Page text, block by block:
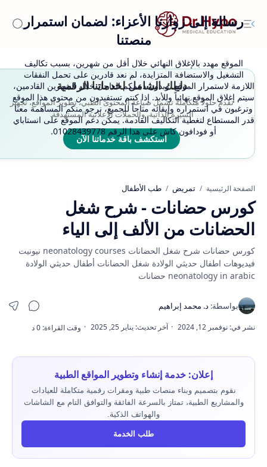
رسالة إلى زوارنا الأعزاء: لضمان استمرار
منصتنا
الموقع مهدد بالإغلاق النهائي خلال أقل من شهرين، بسبب تكاليف
التشغيل والاستضافة المتزايدة، لم نعد قادرين على تحمل النفقات
اللازمة لاستمرار الموقع. وبدون دعمكم العاجل خلال الشهرين القادمين،
سيتم إغلاق الموقع نهائياً وللأبد. إذا كنتم تستفيدون من محتوى هذا الموقع
وترغبون في استمراره وإبقائه متاحاً للجميع، نرجو منكم المساهمة معنا
قدر المستطاع لتغطية التكاليف القادمة. يمكن دعم الموقع على انستاباي
أو فودافون كاش على هذا الرقم 01028439778.
دليلك الشامل لخدماتنا الرقمية
نقدم حلولاً متكاملة تشمل صياغة المحتوى الطبي، تطوير المواقع، تجهيز
السيرة الذاتية، والحملات الإعلانية المستهدفة.
استكشف باقة خدماتنا الآن
الصفحة الرئيسية تمريض طب الأطفال
كورس حضانات - شرح شغل
الحضانات من الألف إلى الياء
كورس حضانات شرح شغل الحضانات neonatology courses نيونيت
فيديوهات اطفال حديثي الولادة شغل الحضانات أطفال حديثي الولادة
neonatology in arabic حضانات
إعلان: خدمة إنشاء وتطوير المواقع الطبية
نقوم بتصميم وبناء منصات طبية ومقرات رقمية متكاملة للعيادات
والمشاريع الطبية، تمتاز بالسرعة الفائقة والتوافق التام مع الشاشات
والهواتف الذكية.
طلب الخدمة